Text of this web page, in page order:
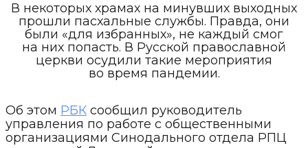
В некоторых храмах на минувших выходных
прошли пасхальные службы. Правда, они
были «для избранных», не каждый смог
на них попасть. В Русской православной
церкви осудили такие мероприятия
во время пандемии.
Об этом РБК сообщил руководитель
управления по работе с общественными
организациями Синодального отдела РПЦ